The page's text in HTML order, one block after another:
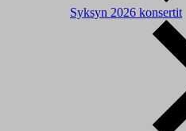
Syksyn 2026 konsertit